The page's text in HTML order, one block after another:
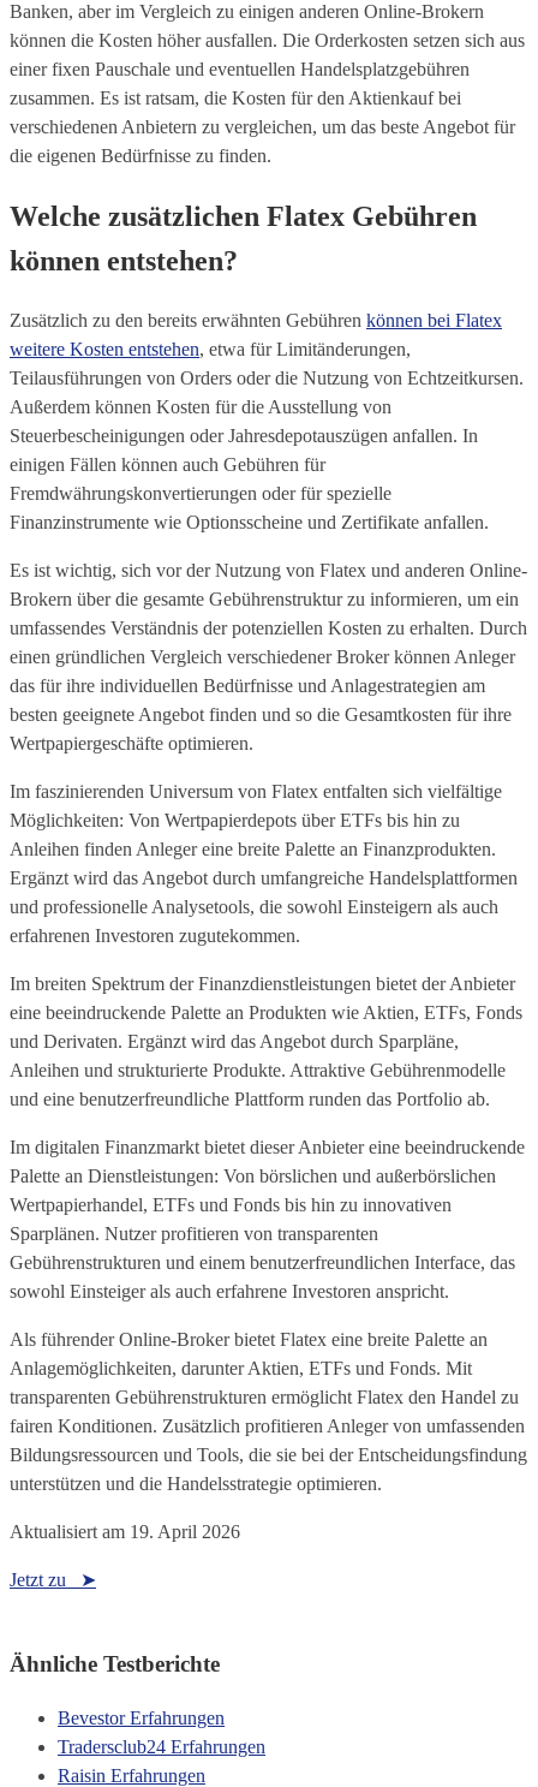
Banken, aber im Vergleich zu einigen anderen Online-Brokern
können die Kosten höher ausfallen. Die Orderkosten setzen sich aus
einer fixen Pauschale und eventuellen Handelsplatzgebühren
zusammen. Es ist ratsam, die Kosten für den Aktienkauf bei
verschiedenen Anbietern zu vergleichen, um das beste Angebot für
die eigenen Bedürfnisse zu finden.
Welche zusätzlichen Flatex Gebühren
können entstehen?
Zusätzlich zu den bereits erwähnten Gebühren können bei Flatex
weitere Kosten entstehen, etwa für Limitänderungen,
Teilausführungen von Orders oder die Nutzung von Echtzeitkursen.
Außerdem können Kosten für die Ausstellung von
Steuerbescheinigungen oder Jahresdepotauszügen anfallen. In
einigen Fällen können auch Gebühren für
Fremdwährungskonvertierungen oder für spezielle
Finanzinstrumente wie Optionsscheine und Zertifikate anfallen.
Es ist wichtig, sich vor der Nutzung von Flatex und anderen Online-
Brokern über die gesamte Gebührenstruktur zu informieren, um ein
umfassendes Verständnis der potenziellen Kosten zu erhalten. Durch
einen gründlichen Vergleich verschiedener Broker können Anleger
das für ihre individuellen Bedürfnisse und Anlagestrategien am
besten geeignete Angebot finden und so die Gesamtkosten für ihre
Wertpapiergeschäfte optimieren.
Im faszinierenden Universum von Flatex entfalten sich vielfältige
Möglichkeiten: Von Wertpapierdepots über ETFs bis hin zu
Anleihen finden Anleger eine breite Palette an Finanzprodukten.
Ergänzt wird das Angebot durch umfangreiche Handelsplattformen
und professionelle Analysetools, die sowohl Einsteigern als auch
erfahrenen Investoren zugutekommen.
Im breiten Spektrum der Finanzdienstleistungen bietet der Anbieter
eine beeindruckende Palette an Produkten wie Aktien, ETFs, Fonds
und Derivaten. Ergänzt wird das Angebot durch Sparpläne,
Anleihen und strukturierte Produkte. Attraktive Gebührenmodelle
und eine benutzerfreundliche Plattform runden das Portfolio ab.
Im digitalen Finanzmarkt bietet dieser Anbieter eine beeindruckende
Palette an Dienstleistungen: Von börslichen und außerbörslichen
Wertpapierhandel, ETFs und Fonds bis hin zu innovativen
Sparplänen. Nutzer profitieren von transparenten
Gebührenstrukturen und einem benutzerfreundlichen Interface, das
sowohl Einsteiger als auch erfahrene Investoren anspricht.
Als führender Online-Broker bietet Flatex eine breite Palette an
Anlagemöglichkeiten, darunter Aktien, ETFs und Fonds. Mit
transparenten Gebührenstrukturen ermöglicht Flatex den Handel zu
fairen Konditionen. Zusätzlich profitieren Anleger von umfassenden
Bildungsressourcen und Tools, die sie bei der Entscheidungsfindung
unterstützen und die Handelsstrategie optimieren.
Aktualisiert am 19. April 2026
Jetzt zu ➤
Ähnliche Testberichte
Bevestor Erfahrungen
Tradersclub24 Erfahrungen
Raisin Erfahrungen